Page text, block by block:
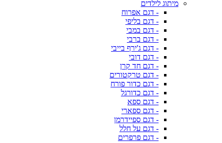
מיתוג לילדים
- דגם אפרוח
- דגם בליפי
- דגם במבי
- דגם ברבי
- דגם ג'ירף בייבי
- דגם דובי
- דגם חד קרן
- דגם טרקטורים
- דגם כדור פורח
- דגם כדורגל
- דגם ספא
- דגם ספארי
- דגם ספיידרמן
- דגם על חלל
- דגם פרפרים